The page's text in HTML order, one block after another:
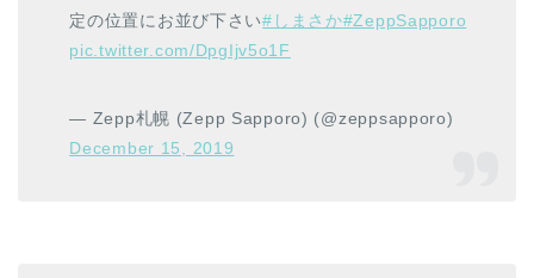
定の位置にお並び下さい#しまさか#ZeppSapporo
pic.twitter.com/DpgIjv5o1F
— Zepp札幌 (Zepp Sapporo) (@zeppsapporo)
December 15, 2019